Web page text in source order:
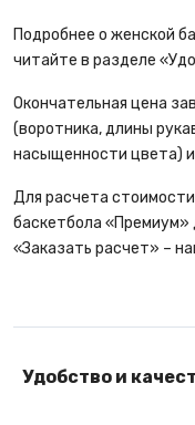
Подробнее о женской
читайте в разделе
Окончательная цена
(воротника, длины
насыщенности цвета)
Для расчета
баскетбола
«Заказать расчет» –
Удобство и